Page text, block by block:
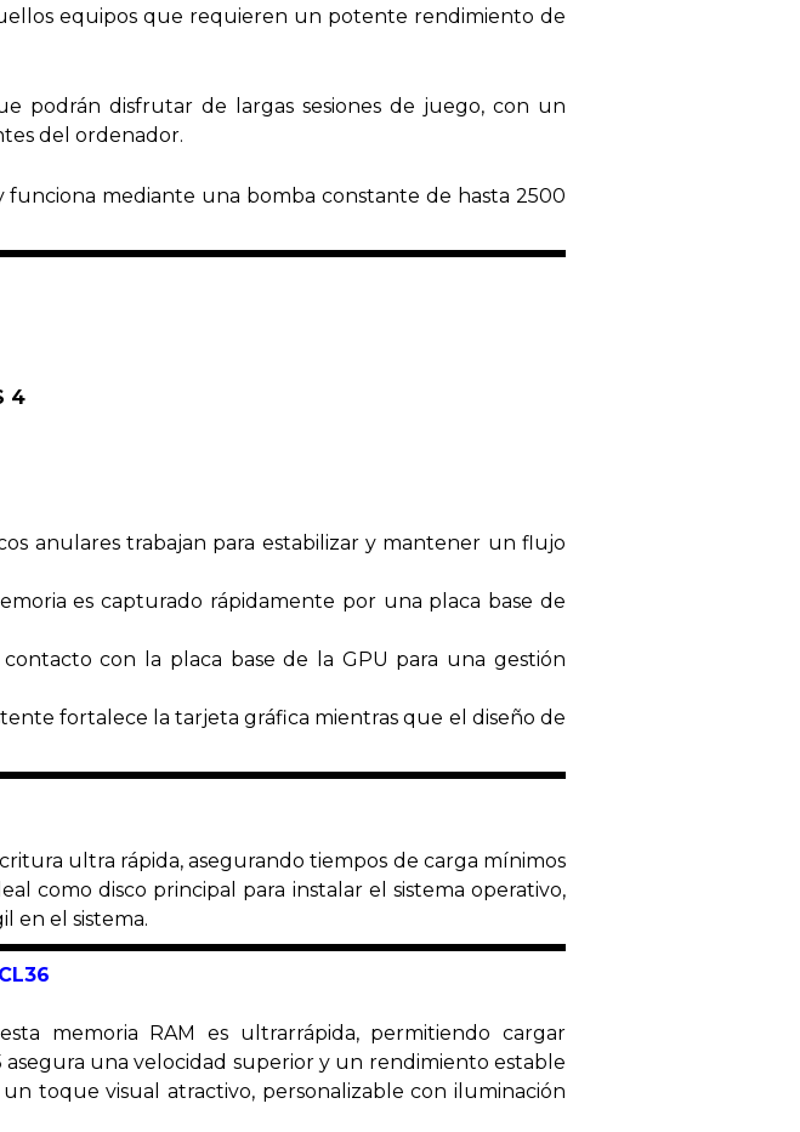
equipos que requieren un potente rendimiento de
podrán disfrutar de largas sesiones de juego, con un
del ordenador.
mediante una bomba constante de hasta 2500
4
anulares trabajan para estabilizar y mantener un flujo
es capturado rápidamente por una placa base de
con la placa base de la GPU para una gestión
fortalece la tarjeta gráfica mientras que el diseño de
ultra rápida, asegurando tiempos de carga mínimos
como disco principal para instalar el sistema operativo,
en el sistema.
CL36
memoria RAM es ultrarrápida, permitiendo cargar
asegura una velocidad superior y un rendimiento estable
toque visual atractivo, personalizable con iluminación